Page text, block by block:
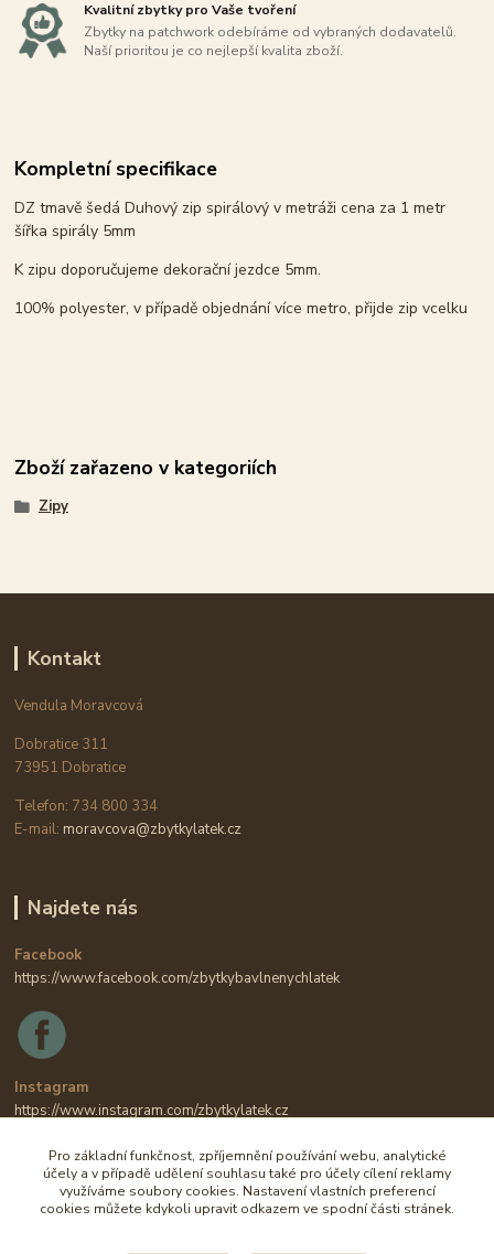
Kvalitní zbytky pro Vaše tvoření
Zbytky na patchwork odebíráme od vybraných dodavatelů.
Naší prioritou je co nejlepší kvalita zboží.
Kompletní specifikace
DZ tmavě šedá Duhový zip spirálový v metráži cena za 1 metr
šířka spirály 5mm
K zipu doporučujeme dekorační jezdce 5mm.
100% polyester, v případě objednání více metro, přijde zip vcelku
Zboží zařazeno v kategoriích
Zipy
Kontakt
Vendula Moravcová
Dobratice 311
73951 Dobratice
Telefon: 734 800 334
E-mail: moravcova@zbytkylatek.cz
Najdete nás
Facebook
https://www.facebook.com/zbytkybavlnenychlatek
Instagram
https://www.instagram.com/zbytkylatek.cz
Pro základní funkčnost, zpříjemnění používání webu, analytické
účely a v případě udělení souhlasu také pro účely cílení reklamy
využíváme soubory cookies. Nastavení vlastních preferencí
cookies můžete kdykoli upravit odkazem ve spodní části stránek.